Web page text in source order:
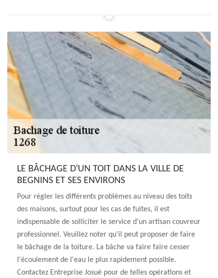
LE BÂCHAGE D'UN TOIT DANS LA VILLE DE
BEGNINS ET SES ENVIRONS
Pour régler les différents problèmes au niveau des toits
des maisons, surtout pour les cas de fuites, il est
indispensable de solliciter le service d'un artisan couvreur
professionnel. Veuillez noter qu'il peut proposer de faire
le bâchage de la toiture. La bâche va faire faire cesser
l'écoulement de l'eau le plus rapidement possible.
Contactez Entreprise Josué pour de telles opérations et